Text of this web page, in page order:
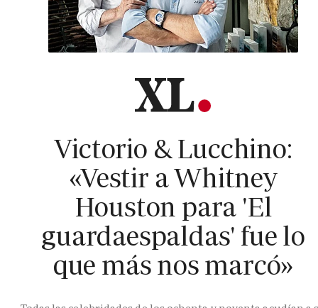
Victorio & Lucchino:
«Vestir a Whitney
Houston para 'El
guardaespaldas' fue lo
que más nos marcó»